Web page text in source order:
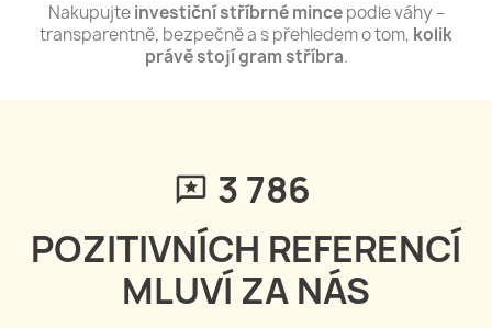
Nakupujteinvestiční stříbrné mincepodle váhy –
transparentně, bezpečně a s přehledem o tom, kolik
právě stojí gram stříbra.
3 790
POZITIVNÍCH REFERENCÍ
MLUVÍ ZA NÁS